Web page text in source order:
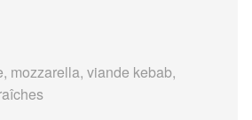
mozzarella, viande kebab,